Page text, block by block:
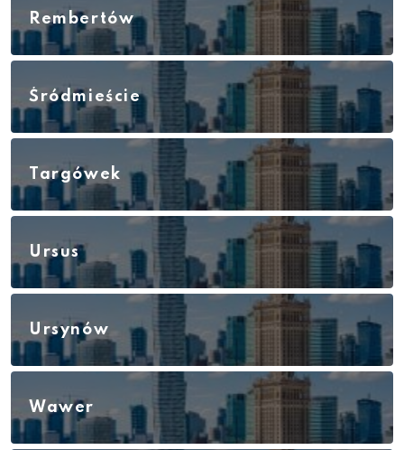
Rembertów
Śródmieście
Targówek
Ursus
Ursynów
Wawer